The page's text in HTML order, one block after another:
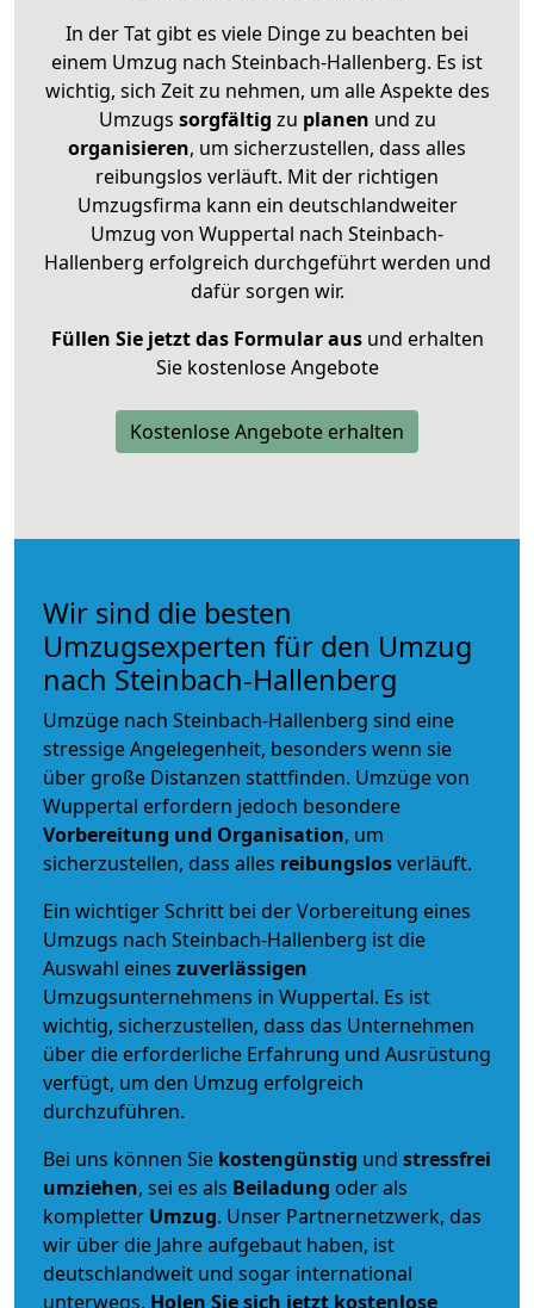
In der Tat gibt es viele Dinge zu beachten bei
einem Umzug nach Steinbach-Hallenberg. Es ist
wichtig, sich Zeit zu nehmen, um alle Aspekte des
Umzugs sorgfältig zu planen und zu
organisieren, um sicherzustellen, dass alles
reibungslos verläuft. Mit der richtigen
Umzugsfirma kann ein deutschlandweiter
Umzug von Wuppertal nach Steinbach-
Hallenberg erfolgreich durchgeführt werden und
dafür sorgen wir.
Füllen Sie jetzt das Formular ausund erhalten
Sie kostenlose Angebote
Kostenlose Angebote erhalten
Wir sind die besten
Umzugsexperten für den Umzug
nach Steinbach-Hallenberg
Umzüge nach Steinbach-Hallenberg sind eine
stressige Angelegenheit, besonders wenn sie
über große Distanzen stattfinden. Umzüge von
Wuppertal erfordern jedoch besondere
Vorbereitung und Organisation, um
sicherzustellen, dass alles reibungslosverläuft.
Ein wichtiger Schritt bei der Vorbereitung eines
Umzugs nach Steinbach-Hallenberg ist die
Auswahl eines zuverlässigen
Umzugsunternehmens in Wuppertal. Es ist
wichtig, sicherzustellen, dass das Unternehmen
über die erforderliche Erfahrung und Ausrüstung
verfügt, um den Umzug erfolgreich
durchzuführen.
Bei uns können Sie kostengünstig und stressfrei
umziehen, sei es als Beiladung oder als
kompletter Umzug. Unser Partnernetzwerk, das
wir über die Jahre aufgebaut haben, ist
deutschlandweit und sogar international
unterwegs. Holen Sie sich jetzt kostenlose